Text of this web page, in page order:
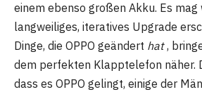
einem ebenso großen Akku. Es mag
langweiliges, iteratives Upgrade
Dinge, die OPPO geändert hat,
dem perfekten Klapptelefon näher.
dass es OPPO gelingt, einige der